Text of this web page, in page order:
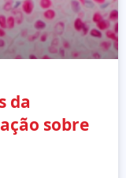
da
sobre